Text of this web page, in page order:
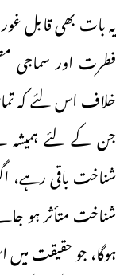
یہ بات بھی قابل غور
فطرت اور
خلاف اس لئے کہ
جن کے لئے ہمیشہ
شناخت باقی رہے، اگر
شناخت متأثر ہو
ہوگا، جو حقیقت